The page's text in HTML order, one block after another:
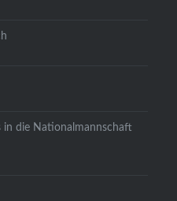
in die Nationalmannschaft